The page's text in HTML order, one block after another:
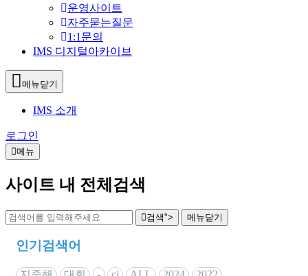
운영사이트
자주묻는질문
1:1문의
IMS 디지털아카이브
메뉴닫기
IMS 소개
로그인
메뉴
사이트 내 전체검색
검색"> 메뉴닫기
인기검색어